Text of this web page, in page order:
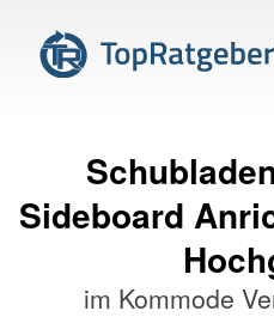
Sideboard
im Kommode